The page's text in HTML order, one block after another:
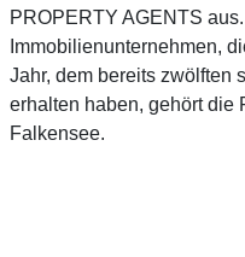
PROPERTY AGENTS
Immobilienunternehmen,
Jahr, dem bereits zwölften
erhalten haben, gehört die
Falkensee.